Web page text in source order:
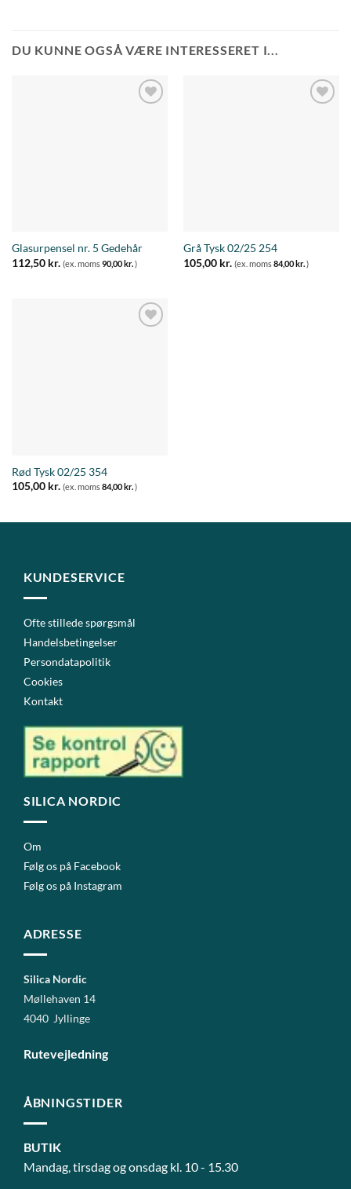
DU KUNNE OGSÅ VÆRE INTERESSERET I...
Glasurpensel nr. 5 Gedehår
112,50 kr. (ex. moms90,00kr.)
Grå Tysk 02/25 254
105,00 kr. (ex. moms84,00kr.)
Rød Tysk 02/25 354
105,00 kr. (ex. moms84,00kr.)
KUNDESERVICE
Ofte stillede spørgsmål
Handelsbetingelser
Persondatapolitik
Cookies
Kontakt
SILICA NORDIC
Om
Følg os på Facebook
Følg os på Instagram
ADRESSE
Silica Nordic
Møllehaven 14
4040 Jyllinge
Rutevejledning
ÅBNINGSTIDER
BUTIK
Mandag, tirsdag og onsdag kl. 10 - 15.30